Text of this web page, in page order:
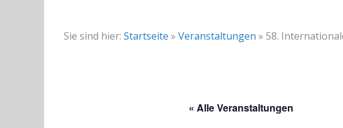
Sie sind hier: Startseite » Veranstaltungen » 58.
« Alle Veranstaltungen